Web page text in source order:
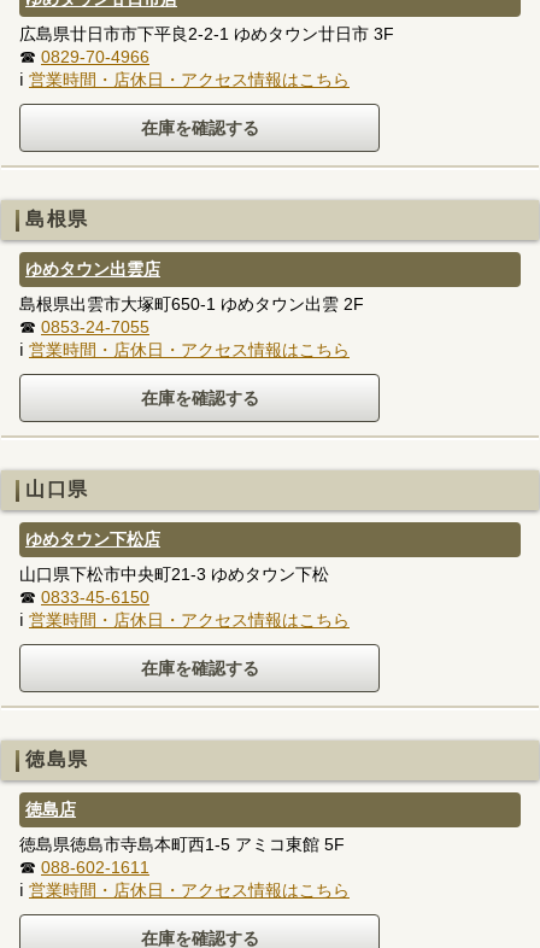
広島県廿日市市下平良2-2-1 ゆめタウン廿日市 3F
☎ 0829-70-4966
ℹ 営業時間・店休日・アクセス情報はこちら
島根県
ゆめタウン出雲店
島根県出雲市大塚町650-1 ゆめタウン出雲 2F
☎ 0853-24-7055
ℹ 営業時間・店休日・アクセス情報はこちら
山口県
ゆめタウン下松店
山口県下松市中央町21-3 ゆめタウン下松
☎ 0833-45-6150
ℹ 営業時間・店休日・アクセス情報はこちら
徳島県
徳島店
徳島県徳島市寺島本町西1-5 アミコ東館 5F
☎ 088-602-1611
ℹ 営業時間・店休日・アクセス情報はこちら